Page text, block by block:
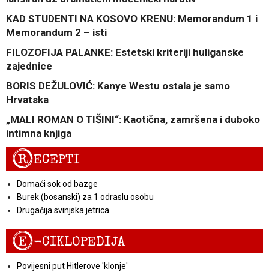
KAD STUDENTI NA KOSOVO KRENU: Memorandum 1 i
Memorandum 2 – isti
FILOZOFIJA PALANKE: Estetski kriteriji huliganske
zajednice
BORIS DEŽULOVIĆ: Kanye Westu ostala je samo
Hrvatska
„MALI ROMAN O TIŠINI“: Kaotična, zamršena i duboko
intimna knjiga
RECEPTI
Domaći sok od bazge
Burek (bosanski) za 1 odraslu osobu
Drugačija svinjska jetrica
E-CIKLOPEDIJA
Povijesni put Hitlerove 'klonje'